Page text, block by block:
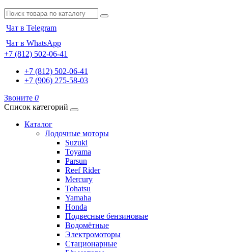
Чат в Telegram
Чат в WhatsApp
+7 (812) 502-06-41
+7 (812) 502-06-41
+7 (906) 275-58-03
Звоните 0
Список категорий
Каталог
Лодочные моторы
Suzuki
Toyama
Parsun
Reef Rider
Mercury
Tohatsu
Yamaha
Honda
Подвесные бензиновые
Водомётные
Электромоторы
Стационарные